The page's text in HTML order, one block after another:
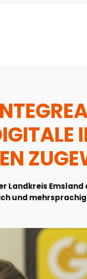
Landkreis
und